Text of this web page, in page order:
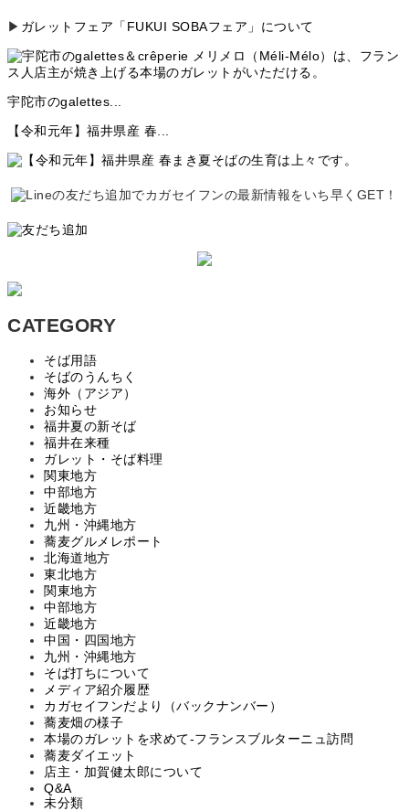
▶ ガレットフェア「FUKUI SOBAフェア」について
宇陀市のgalettes...
【令和元年】福井県産 春...
CATEGORY
そば用語
そばのうんちく
海外（アジア）
お知らせ
福井夏の新そば
福井在来種
ガレット・そば料理
関東地方
中部地方
近畿地方
九州・沖縄地方
蕎麦グルメレポート
北海道地方
東北地方
関東地方
中部地方
近畿地方
中国・四国地方
九州・沖縄地方
そば打ちについて
メディア紹介履歴
カガセイフンだより（バックナンバー）
蕎麦畑の様子
本場のガレットを求めて‐フランスブルターニュ訪問
蕎麦ダイエット
店主・加賀健太郎について
Q&A
未分類